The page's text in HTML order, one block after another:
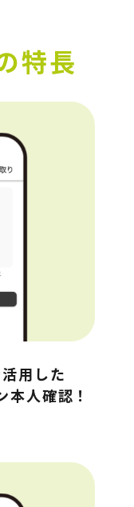
特長
用した
本人確認！